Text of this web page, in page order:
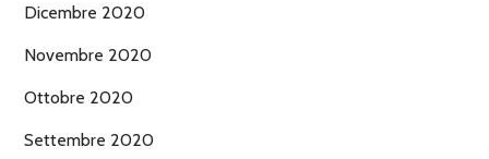
Dicembre 2020
Novembre 2020
Ottobre 2020
Settembre 2020